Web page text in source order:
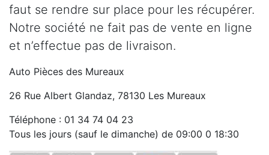
faut se rendre sur place pour les récupérer.
Notre société ne fait pas de vente en ligne
et n’effectue pas de livraison.
Auto Pièces des Mureaux
26 Rue Albert Glandaz, 78130 Les Mureaux
Téléphone : 01 34 74 04 23
Tous les jours (sauf le dimanche) de 09:00 0 18:30